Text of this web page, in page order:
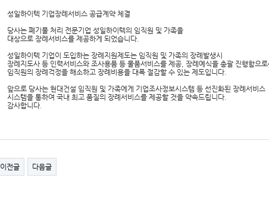
성일하이텍 기업장례서비스 공급계약 체결
당사는 폐기물 처리 전문기업 성일하이텍의 임직원 및 가족을
대상으로 장례서비스를 제공하게 되었습니다.
성일하이텍 기업이 도입하는 장례지원제도는 임직원 및 가족의 장례발생시
장례지도사 등 인력서비스와 조사용품 등 물품서비스를 제공, 장례예식을 총괄 진행함으
임직원의 장례걱정을 해소하고 장례비용을 대폭 절감할 수 있는 제도입니다.
앞으로 당사는 현대건설 임직원 및 가족에게 기업조사정보시스템 등 선진화된 장례서비스
시스템을 통하여 국내 최고 품질의 장례서비스를 제공할 것을 약속드립니다.
감사합니다.
이전글 다음글